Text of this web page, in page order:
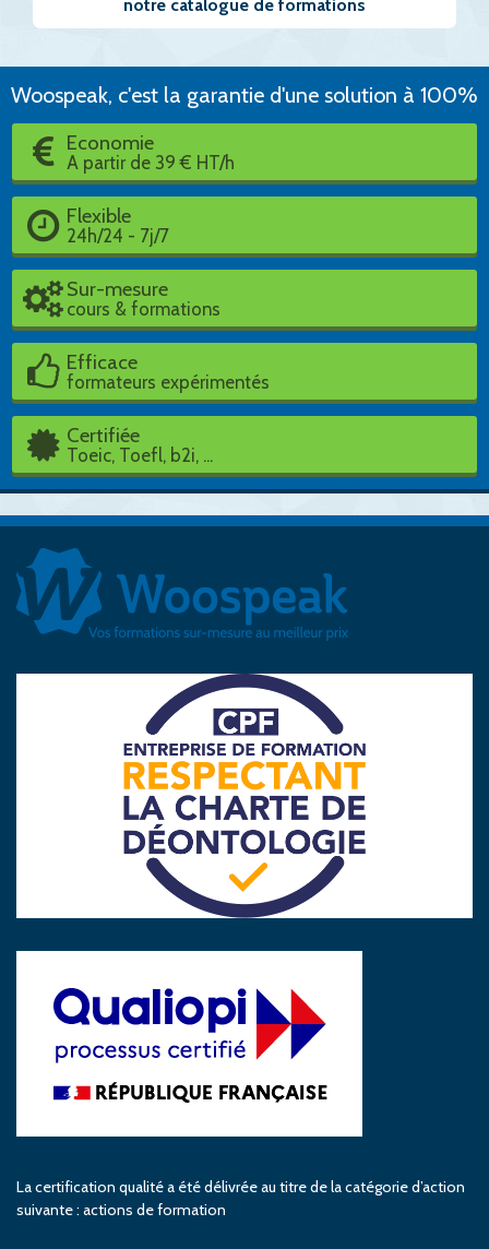
notre catalogue de formations
Woospeak, c'est la garantie d'une solution à 100%
Economie
A partir de 39 € HT/h
Flexible
24h/24 - 7j/7
Sur-mesure
cours & formations
Efficace
formateurs expérimentés
Certifiée
Toeic, Toefl, b2i, ...
La certification qualité a été délivrée au titre de la catégorie d’action
suivante : actions de formation